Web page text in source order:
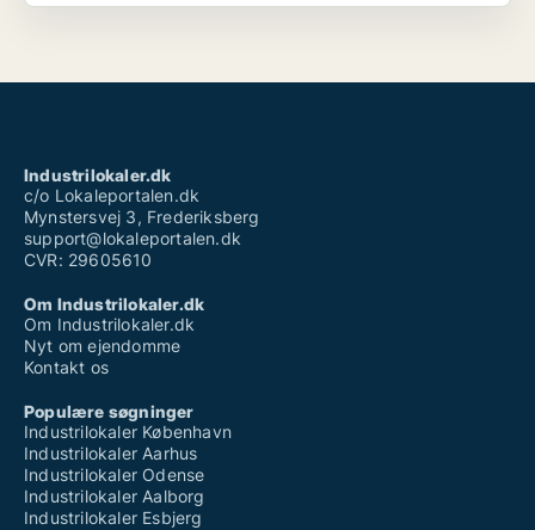
Industrilokaler.dk
c/o Lokaleportalen.dk
Mynstersvej 3, Frederiksberg
support@lokaleportalen.dk
CVR: 29605610
Om Industrilokaler.dk
Om Industrilokaler.dk
Nyt om ejendomme
Kontakt os
Populære søgninger
Industrilokaler København
Industrilokaler Aarhus
Industrilokaler Odense
Industrilokaler Aalborg
Industrilokaler Esbjerg